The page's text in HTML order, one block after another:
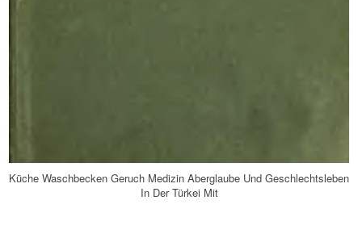
Küche Waschbecken Geruch Medizin Aberglaube Und Geschlechtsleben
In Der Türkei Mit